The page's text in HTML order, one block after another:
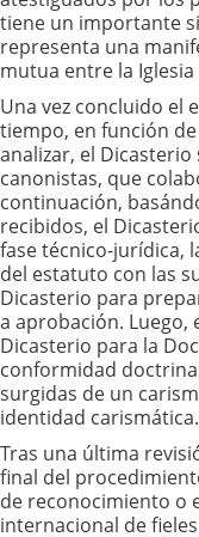
tiene un importante
representa una
mutua entre la
Una vez concluido el
tiempo, en función
analizar, el
canonistas, que
continuación,
recibidos, el
fase técnico-jurídica,
del estatuto con las
Dicasterio para
a aprobación. Luego,
Dicasterio para la
conformidad
surgidas de un
identidad carismática.
Tras una última
final del
de reconocimiento o
internacional de